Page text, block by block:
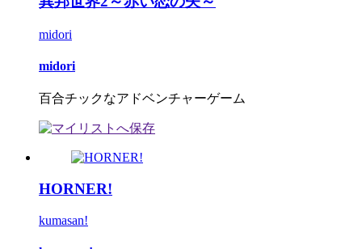
midori
midori
百合チックなアドベンチャーゲーム
HORNER!
kumasan!